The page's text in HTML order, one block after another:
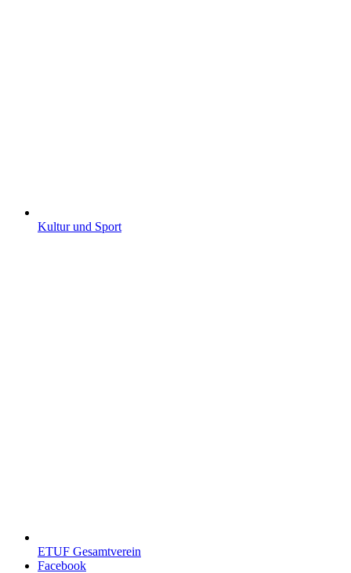
Kultur und Sport
ETUF Gesamtverein
Facebook